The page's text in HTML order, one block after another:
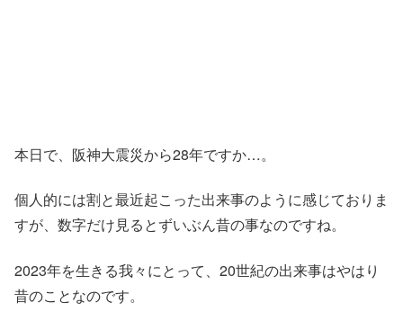
本日で、阪神大震災から28年ですか…。
個人的には割と最近起こった出来事のように感じておりま
すが、数字だけ見るとずいぶん昔の事なのですね。
2023年を生きる我々にとって、20世紀の出来事はやはり
昔のことなのです。